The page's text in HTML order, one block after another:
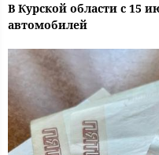
В Курской области с 15
автомобилей